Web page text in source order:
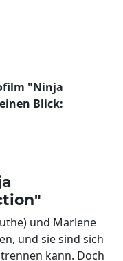
"Ninja
Blick:
und Marlene
und sie sind sich
kann. Doch